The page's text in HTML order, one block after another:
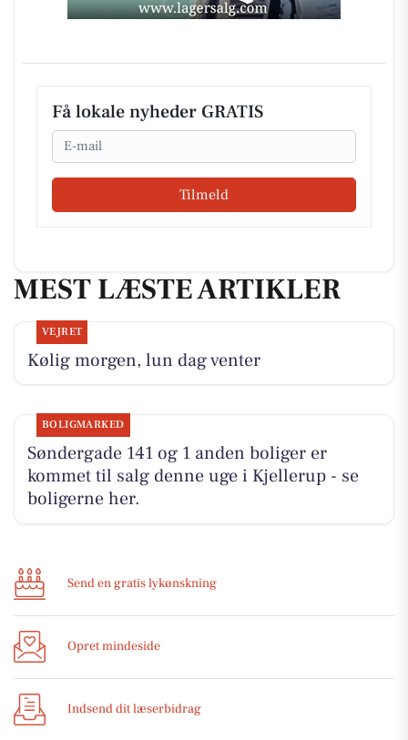
Få lokale nyheder GRATIS
Email
Tilmeld
MEST LÆSTE ARTIKLER
VEJRET
Kølig morgen, lun dag venter
BOLIGMARKED
Søndergade 141 og 1 anden boliger er
kommet til salg denne uge i Kjellerup - se
boligerne her.
Send en gratis lykønskning
Opret mindeside
Indsend dit læserbidrag